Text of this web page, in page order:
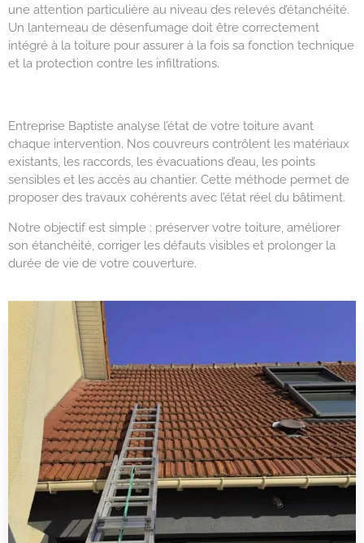
une attention particulière au niveau des relevés d’étanchéité.
Un lanterneau de désenfumage doit être correctement
intégré à la toiture pour assurer à la fois sa fonction technique
et la protection contre les infiltrations.
Entreprise Baptiste analyse l’état de votre toiture avant
chaque intervention. Nos couvreurs contrôlent les matériaux
existants, les raccords, les évacuations d’eau, les points
sensibles et les accès au chantier. Cette méthode permet de
proposer des travaux cohérents avec l’état réel du bâtiment.
Notre objectif est simple : préserver votre toiture, améliorer
son étanchéité, corriger les défauts visibles et prolonger la
durée de vie de votre couverture.